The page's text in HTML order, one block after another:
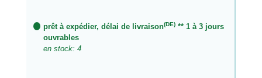
prêt à expédier, délai de livraison(DE)** 1 à 3 jours
ouvrables
en stock: 4